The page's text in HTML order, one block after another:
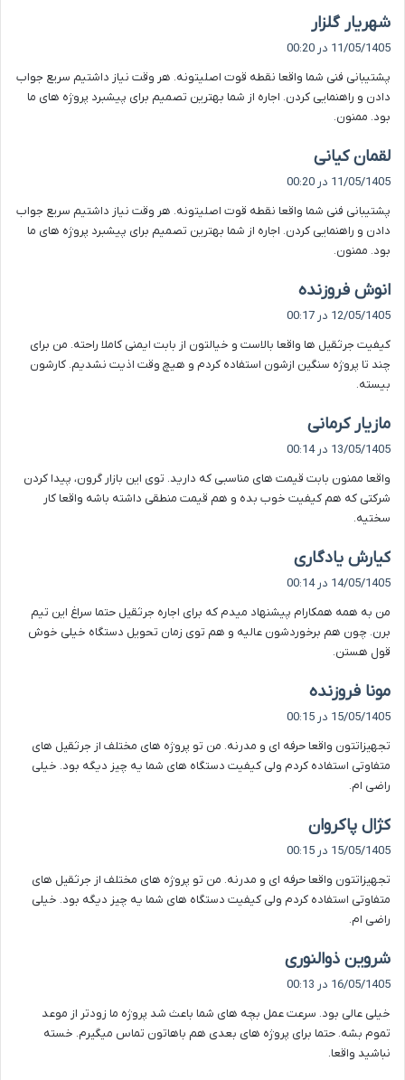
شهریار گلزار
ف
:
11/05/1405 در 00:20
پشتیبانی فنی شما واقعا نقطه قوت اصلیتونه. هر وقت نیاز داشتیم سریع جواب
دادن و راهنمایی کردن. اجاره از شما بهترین تصمیم برای پیشبرد پروژه های ما
بود. ممنون.
لقمان کیانی
ف
:
11/05/1405 در 00:20
پشتیبانی فنی شما واقعا نقطه قوت اصلیتونه. هر وقت نیاز داشتیم سریع جواب
دادن و راهنمایی کردن. اجاره از شما بهترین تصمیم برای پیشبرد پروژه های ما
بود. ممنون.
انوش فروزنده
ف
:
12/05/1405 در 00:17
کیفیت جرثقیل ها واقعا بالاست و خیالتون از بابت ایمنی کاملا راحته. من برای
چند تا پروژه سنگین ازشون استفاده کردم و هیچ وقت اذیت نشدیم. کارشون
بیسته.
مازیار کرمانی
ف
:
13/05/1405 در 00:14
واقعا ممنون بابت قیمت های مناسبی که دارید. توی این بازار گرون، پیدا کردن
شرکتی که هم کیفیت خوب بده و هم قیمت منطقی داشته باشه واقعا کار
سختیه.
کیارش یادگاری
ف
14/05/1405 در 00:14
من به همه همکارام پیشنهاد میدم که برای اجاره جرثقیل حتما سراغ این تیم
برن. چون هم برخوردشون عالیه و هم توی زمان تحویل دستگاه خیلی خوش
قول هستن.
مونا فروزنده
ف
15/05/1405 در 00:15
تجهیزاتتون واقعا حرفه ای و مدرنه. من تو پروژه های مختلف از جرثقیل های
متفاوتی استفاده کردم ولی کیفیت دستگاه های شما یه چیز دیگه بود. خیلی
راضی ام.
کژال پاکروان
ف
15/05/1405 در 00:15
تجهیزاتتون واقعا حرفه ای و مدرنه. من تو پروژه های مختلف از جرثقیل های
متفاوتی استفاده کردم ولی کیفیت دستگاه های شما یه چیز دیگه بود. خیلی
راضی ام.
شروین ذوالنوری
:
16/05/1405 در 00:13
خیلی عالی بود. سرعت عمل بچه های شما باعث شد پروژه ما زودتر از موعد
تموم بشه. حتما برای پروژه های بعدی هم باهاتون تماس میگیرم. خسته
نباشید واقعا.